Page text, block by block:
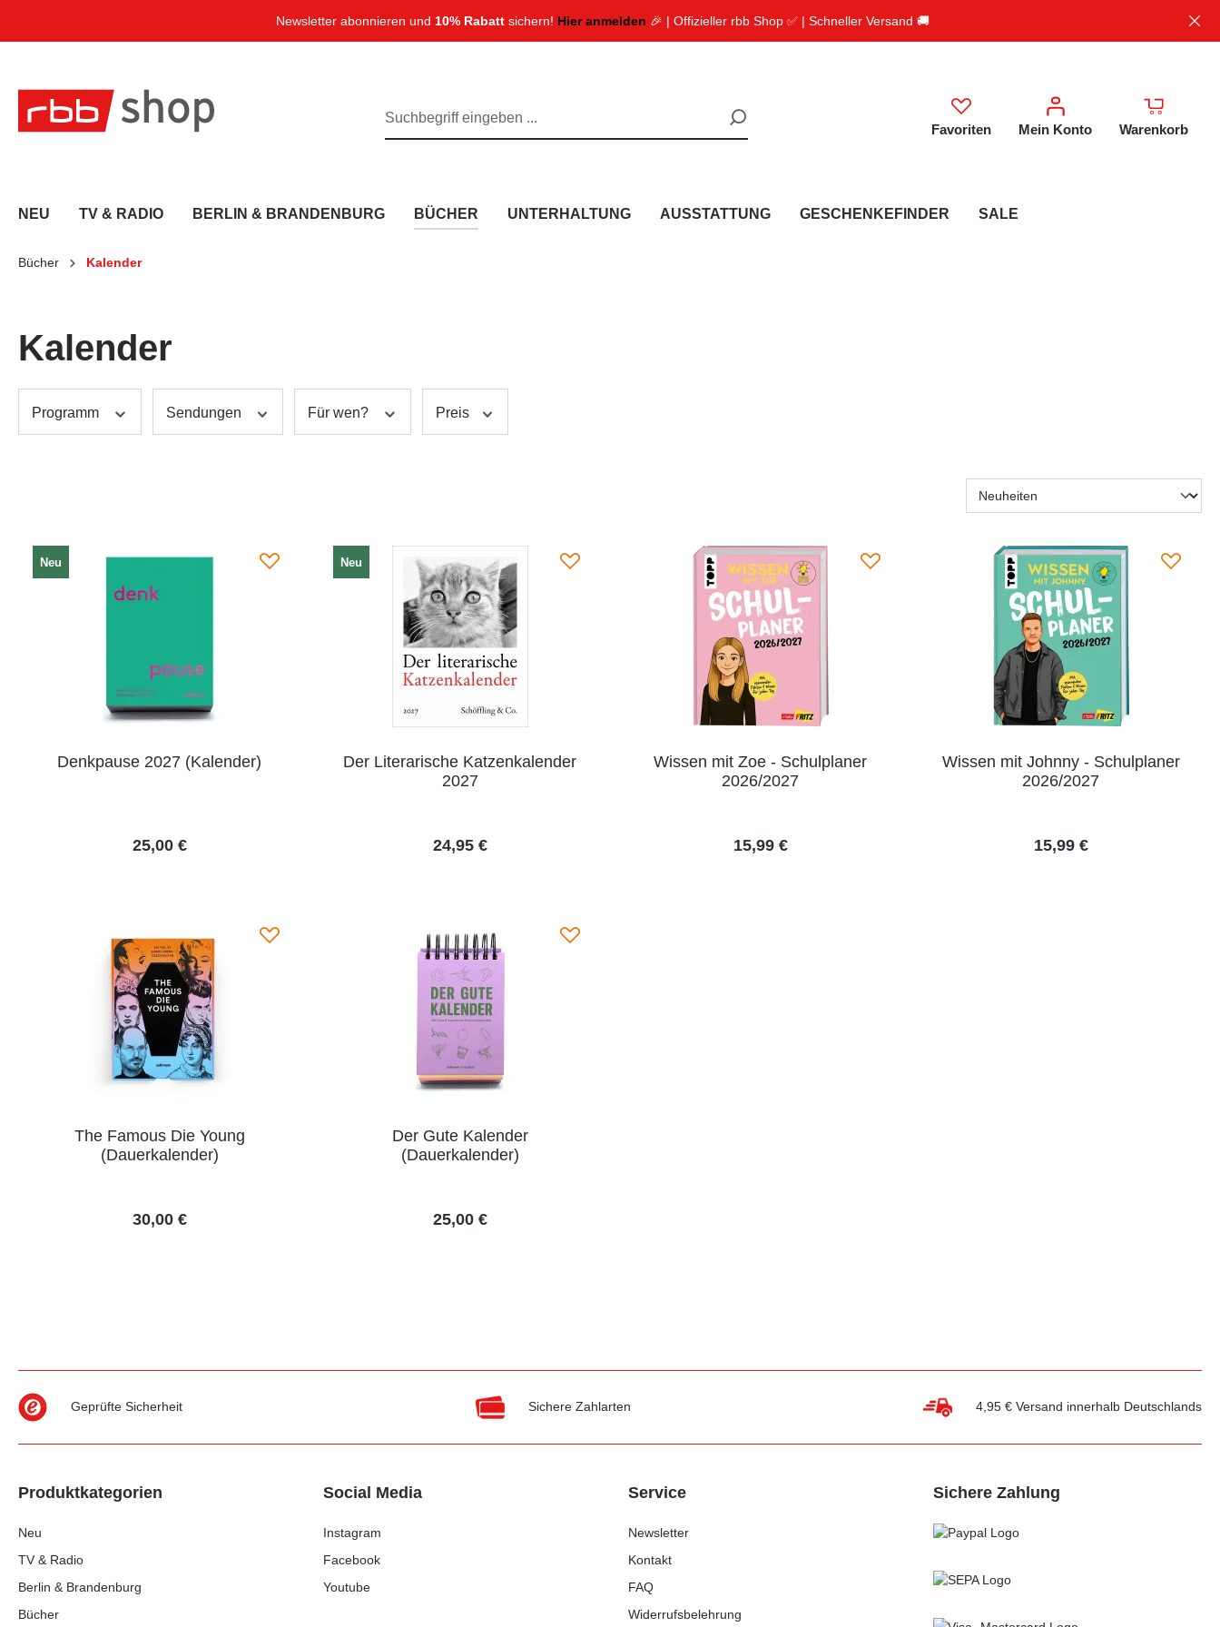
Newsletter abonnieren und 10% Rabatt sichern! Hier anmelden 🎉 | Offizieller rbb Shop ✅ | Schneller Versand 🚚
Favoriten Mein Konto Warenkorb
NEU TV & RADIO BERLIN & BRANDENBURG BÜCHER UNTERHALTUNG AUSSTATTUNG GESCHENKEFINDER SALE
Bücher Kalender
Kalender
Programm Sendungen Für wen? Preis
Neu
Denkpause 2027 (Kalender)
25,00 €
Neu
Der Literarische Katzenkalender
2027
24,95 €
Wissen mit Zoe - Schulplaner
2026/2027
15,99 €
Wissen mit Johnny - Schulplaner
2026/2027
15,99 €
The Famous Die Young
(Dauerkalender)
30,00 €
Der Gute Kalender
(Dauerkalender)
25,00 €
Geprüfte Sicherheit Sichere Zahlarten 4,95 € Versand innerhalb Deutschlands
Produktkategorien
Neu
TV & Radio
Berlin & Brandenburg
Bücher
Social Media
Instagram
Facebook
Youtube
Service
Newsletter
Kontakt
FAQ
Widerrufsbelehrung
Sichere Zahlung